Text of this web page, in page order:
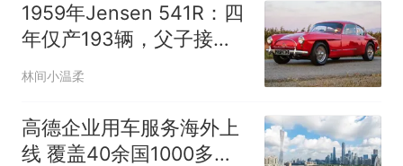
1959年Jensen 541R：四
年仅产193辆，父子接力
修复终获殊荣
林间小温柔
高德企业用车服务海外上
线 覆盖40余国1000多座